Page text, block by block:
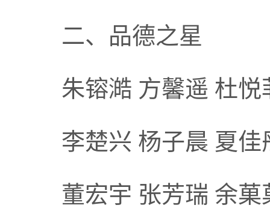
二、品德之星
朱镕澔 方馨遥 杜
李楚兴 杨子晨 夏
董宏宇 张芳瑞 余